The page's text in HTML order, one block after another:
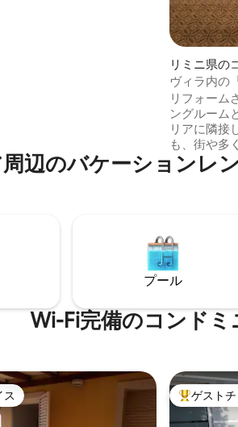
リミニ県の
ヴィラ内の
ト・スイー
リフォーム
ングルーム
リアに隣接
も、街や多
たエントラ
のアパート
は4,000メ
ライバシー
ェックイン/
イセンス リ
辺⁠のバ⁠ケ⁠ー⁠シ⁠ョ⁠ン⁠レ⁠
プール
Wi-Fi完備のコンドミ
ス
ス 大好評の
ゲスト